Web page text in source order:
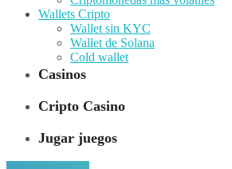
Wallets Cripto
Wallet sin KYC
Wallet de Solana
Cold wallet
Casinos
Cripto Casino
Jugar juegos